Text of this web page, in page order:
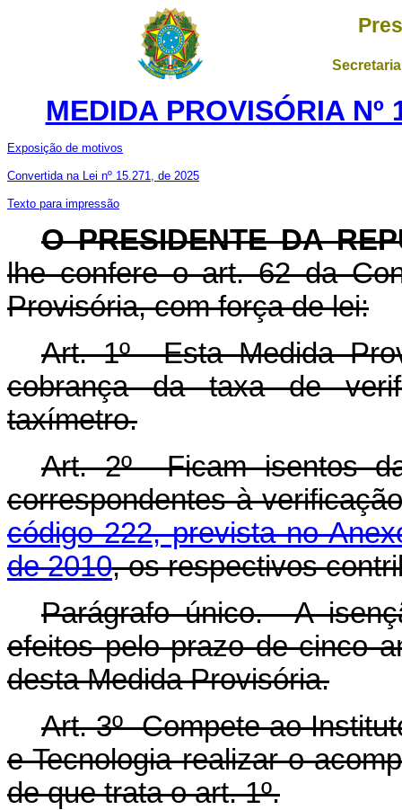
MEDIDA PROVISÓRIA
Exposição de motivos
Convertida na Lei nº 15.271, de 2025
Texto para impressão
O PRESIDENTE DA
lhe confere o art. 62 da
Provisória, com força de lei:
Art. 1º Esta Medida
cobrança da taxa de
taxímetro.
Art. 2º Ficam isentos
correspondentes à
código 222, prevista no
de 2010, os respectivos
Parágrafo único. A
efeitos pelo prazo de cinco
desta Medida Provisória.
Art. 3º Compete ao
e Tecnologia realizar o
de que trata o art. 1º.